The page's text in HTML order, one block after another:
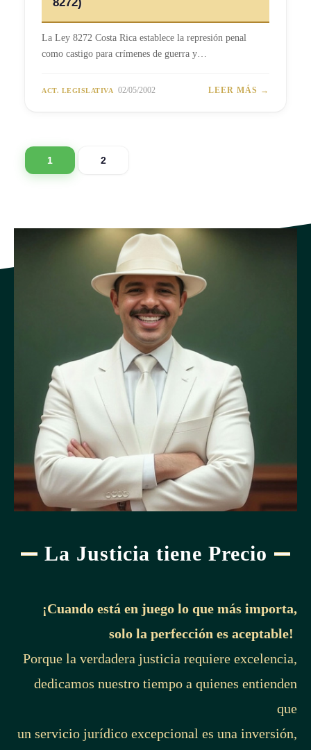
La Ley 8272 Costa Rica establece la represión penal
como castigo para crímenes de guerra y…
ACT. LEGISLATIVA 02/05/2002 LEER MÁS →
1 2
La Justicia tiene Precio
¡Cuando está en juego lo que más importa,
solo la perfección es aceptable!
Porque la verdadera justicia requiere excelencia,
dedicamos nuestro tiempo a quienes entienden
que
un servicio jurídico excepcional es una inversión,